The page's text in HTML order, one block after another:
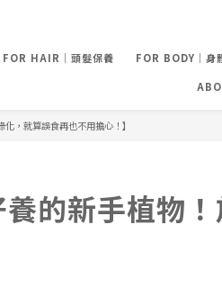
FOR HAIR｜頭髮保養 FOR BODY｜身
，就算誤食再也不用擔心！】
養的新手植物